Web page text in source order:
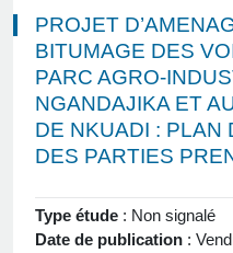
PROJET
BITUMAGE DES
PARC AGRO-
NGANDAJIKA ET
DE NKUADI : PLAN
DES PARTIES
Type étude : Non signalé
Date de publication :